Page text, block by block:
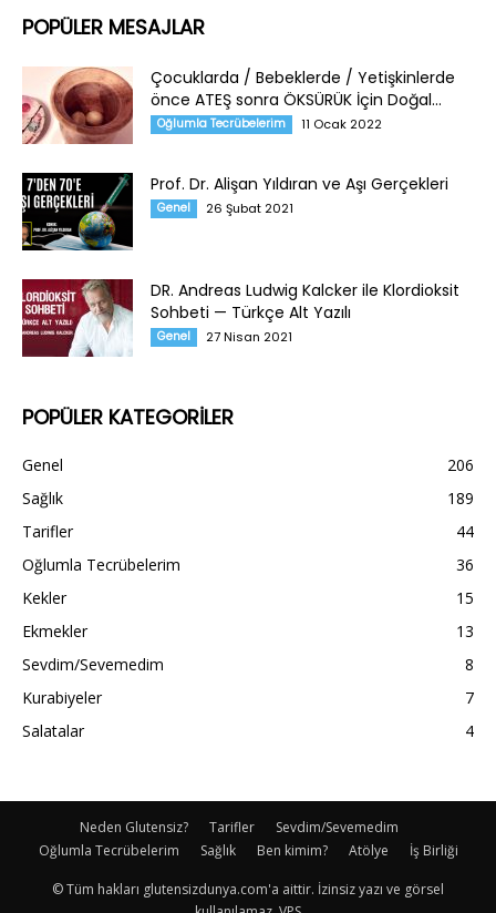
POPÜLER MESAJLAR
Çocuklarda / Bebeklerde / Yetişkinlerde
önce ATEŞ sonra ÖKSÜRÜK İçin Doğal...
Oğlumla Tecrübelerim 11 Ocak 2022
Prof. Dr. Alişan Yıldıran ve Aşı Gerçekleri
Genel 26 Şubat 2021
DR. Andreas Ludwig Kalcker ile Klordioksit
Sohbeti — Türkçe Alt Yazılı
Genel 27 Nisan 2021
POPÜLER KATEGORİLER
Genel
206
Sağlık
189
Tarifler
44
Oğlumla Tecrübelerim
36
Kekler
15
Ekmekler
13
Sevdim/Sevemedim
8
Kurabiyeler
7
Salatalar
4
Neden Glutensiz? Tarifler
Sevdim/Sevemedim
Oğlumla Tecrübelerim
Sağlık Ben kimim? Atölye İş Birliği
© Tüm hakları glutensizdunya.com'a aittir. İzinsiz yazı ve görsel